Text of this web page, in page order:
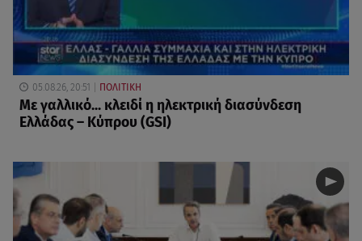
05.08.26, 20:51 ΠΟΛΙΤΙΚΗ
Με γαλλικό... κλειδί η ηλεκτρική διασύνδεση
Ελλάδας – Κύπρου (GSI)